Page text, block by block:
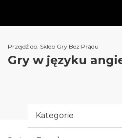
Przejdź do: Sklep Gry Bez Prądu
Gry w języku
Kategorie